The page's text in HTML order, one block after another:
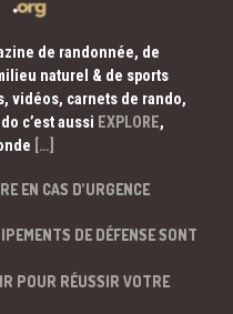
de randonnée, de
naturel & de sports
vidéos, carnets de rando,
c’est aussi EXPLORE,
[…]
EN CAS D’URGENCE
DE DÉFENSE SONT
POUR RÉUSSIR VOTRE